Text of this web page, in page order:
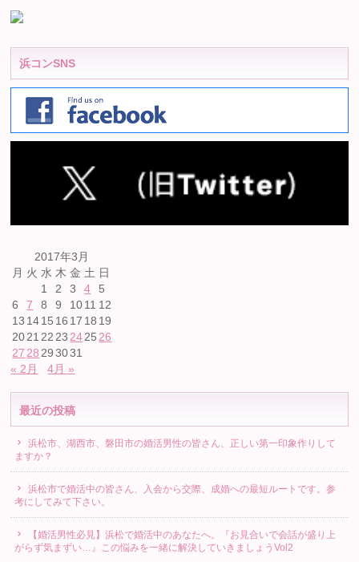
浜コンSNS
2017年3月
月 火 水 木 金 土 日
1
2 3 4
5
6
7 8 9 1011 12
13 1415 16 17 18 19
2021 22 23 2425 26
27 28 29 3031
« 2月
4月 »
最近の投稿
浜松市、湖西市、磐田市の婚活男性の皆さん、正しい第一印象作りして
ますか？
浜松市で婚活中の皆さん、入会から交際、成婚への最短ルートです。参
考にしてみて下さい。
【婚活男性必見】浜松で婚活中のあなたへ。『お見合いで会話が盛り上
がらず気まずい…』この悩みを一緒に解決していきましょうVol2